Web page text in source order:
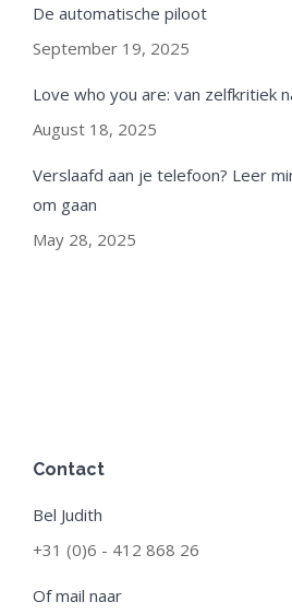
De automatische piloot
September 19, 2025
Love who you are: van zelfkritiek
August 18, 2025
Verslaafd aan je telefoon? Leer
om gaan
May 28, 2025
Contact
Bel Judith
+31 (0)6 - 412 868 26
Of mail naar